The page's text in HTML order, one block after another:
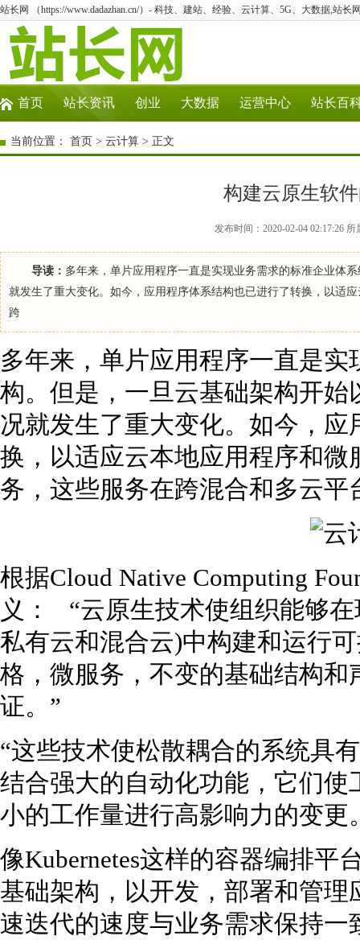
站长网 （https://www.dadazhan.cn/）- 科技、建站、经验、云计算、5G、大数据,站长
首页 站长资讯 创业 大数据 运营中心 站长百
当前位置： 首页 > 云计算 > 正文
构建云原生软
发布时间：2020-02-04 02:17:26
导读： 多年来，单片应用程序一直是实现业务需求的标准企业体
就发生了重大变化。如今，应用程序体系结构也已进行了转换，以适
跨
多年来，单片应用程序一直是
构。但是，一旦云基础架构开
况就发生了重大变化。如今，
换，以适应云本地应用程序和
务，这些服务在跨混合和多云
根据Cloud Native Computing
义： “云原生技术使组织能够
私有云和混合云)中构建和运行
格，微服务，不变的基础结构
证。”
“这些技术使松散耦合的系统具
结合强大的自动化功能，它们
小的工作量进行高影响力的变
像Kubernetes这样的容器编排平
基础架构，以开发，部署和管
速迭代的速度与业务需求保持